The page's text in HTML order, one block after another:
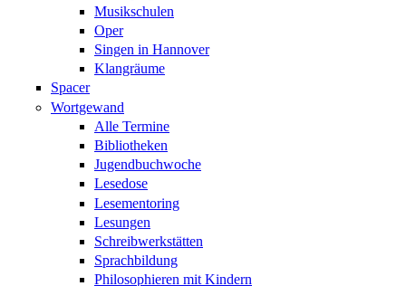
Musikschulen
Oper
Singen in Hannover
Klangräume
Spacer
Wortgewand
Alle Termine
Bibliotheken
Jugendbuchwoche
Lesedose
Lesementoring
Lesungen
Schreibwerkstätten
Sprachbildung
Philosophieren mit Kindern